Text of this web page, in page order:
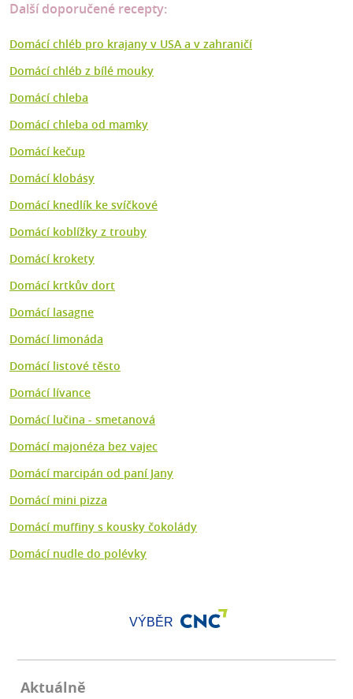
Další doporučené recepty:
Domácí chléb pro krajany v USA a v zahraničí
Domácí chléb z bílé mouky
Domácí chleba
Domácí chleba od mamky
Domácí kečup
Domácí klobásy
Domácí knedlík ke svíčkové
Domácí koblížky z trouby
Domácí krokety
Domácí krtkův dort
Domácí lasagne
Domácí limonáda
Domácí listové těsto
Domácí lívance
Domácí lučina - smetanová
Domácí majonéza bez vajec
Domácí marcipán od paní Jany
Domácí mini pizza
Domácí muffiny s kousky čokolády
Domácí nudle do polévky
VÝBĚR
Aktuálně